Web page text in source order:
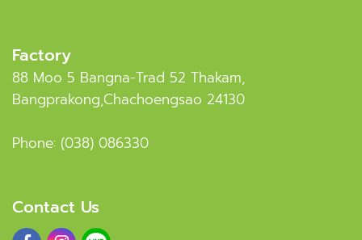
Factory
88 Moo 5 Bangna-Trad 52 Thakam,
Bangprakong,Chachoengsao 24130
Phone: (038) 086330
Contact Us